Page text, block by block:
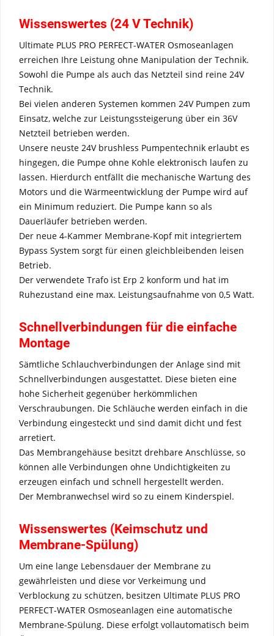
Wissenswertes (24 V Technik)
Ultimate PLUS PRO PERFECT-WATER Osmoseanlagen
erreichen Ihre Leistung ohne Manipulation der Technik.
Sowohl die Pumpe als auch das Netzteil sind reine 24V
Technik.
Bei vielen anderen Systemen kommen 24V Pumpen zum
Einsatz, welche zur Leistungssteigerung über ein 36V
Netzteil betrieben werden.
Unsere neuste 24V brushless Pumpentechnik erlaubt es
hingegen, die Pumpe ohne Kohle elektronisch laufen zu
lassen. Hierdurch entfällt die mechanische Wartung des
Motors und die Wärmeentwicklung der Pumpe wird auf
ein Minimum reduziert. Die Pumpe kann so als
Dauerläufer betrieben werden.
Der neue 4-Kammer Membrane-Kopf mit integriertem
Bypass System sorgt für einen gleichbleibenden leisen
Betrieb.
Der verwendete Trafo ist Erp 2 konform und hat im
Ruhezustand eine max. Leistungsaufnahme von 0,5 Watt.
Schnellverbindungen für die einfache
Montage
Sämtliche Schlauchverbindungen der Anlage sind mit
Schnellverbindungen ausgestattet. Diese bieten eine
hohe Sicherheit gegenüber herkömmlichen
Verschraubungen. Die Schläuche werden einfach in die
Verbindung eingesteckt und sind damit dicht und fest
arretiert.
Das Membrangehäuse besitzt drehbare Anschlüsse, so
können alle Verbindungen ohne Undichtigkeiten zu
erzeugen einfach und schnell hergestellt werden.
Der Membranwechsel wird so zu einem Kinderspiel.
Wissenswertes (Keimschutz und
Membrane-Spülung)
Um eine lange Lebensdauer der Membrane zu
gewährleisten und diese vor Verkeimung und
Verblockung zu schützen, besitzen Ultimate PLUS PRO
PERFECT-WATER Osmoseanlagen eine automatische
Membrane-Spülung. Diese erfolgt vollautomatisch beim